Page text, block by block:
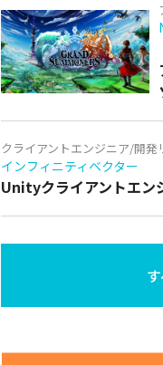
クライアントエンジニア/開発
インフィニティベクター
Unityクライアントエン